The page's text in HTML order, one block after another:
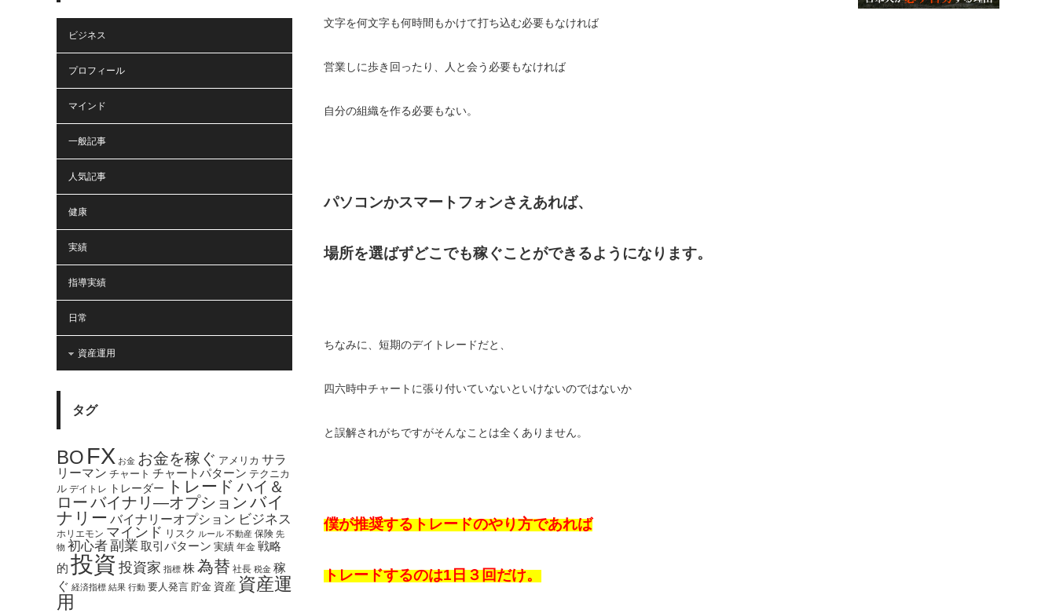
文字を何文字も何時間もかけて打ち込む必要もなければ
営業しに歩き回ったり、人と会う必要もなければ
自分の組織を作る必要もない。
パソコンかスマートフォンさえあれば、
場所を選ばずどこでも稼ぐことができるようになります。
ちなみに、短期のデイトレードだと、
四六時中チャートに張り付いていないといけないのではないか
と誤解されがちですがそんなことは全くありません。
僕が推奨するトレードのやり方であれば
トレードするのは1日３回だけ。
ビジネス
プロフィール
マインド
一般記事
人気記事
健康
実績
指導実績
日常
資産運用
タグ
BO FX お金 お金を稼ぐ アメリカ サラ
リーマン チャート チャートパターン テクニカ
ル デイトレ トレーダー トレード ハイ＆
ローバイナリ―オプションバイ
ナリー バイナリーオプション ビジネス
ホリエモン マインド リスク ルール 不動産 保険 先
物 初心者副業 取引パターン 実績 年金 戦略
的 投資 投資家 指標 株為替 社長 税金 稼
ぐ 経済指標 結果 行動 要人発言 貯金 資産 資産運
用